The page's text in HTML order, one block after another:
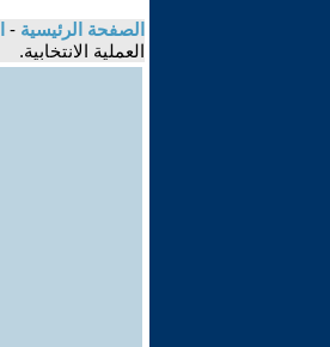
الصفحة الرئيسية -
العملية الانتخابية.